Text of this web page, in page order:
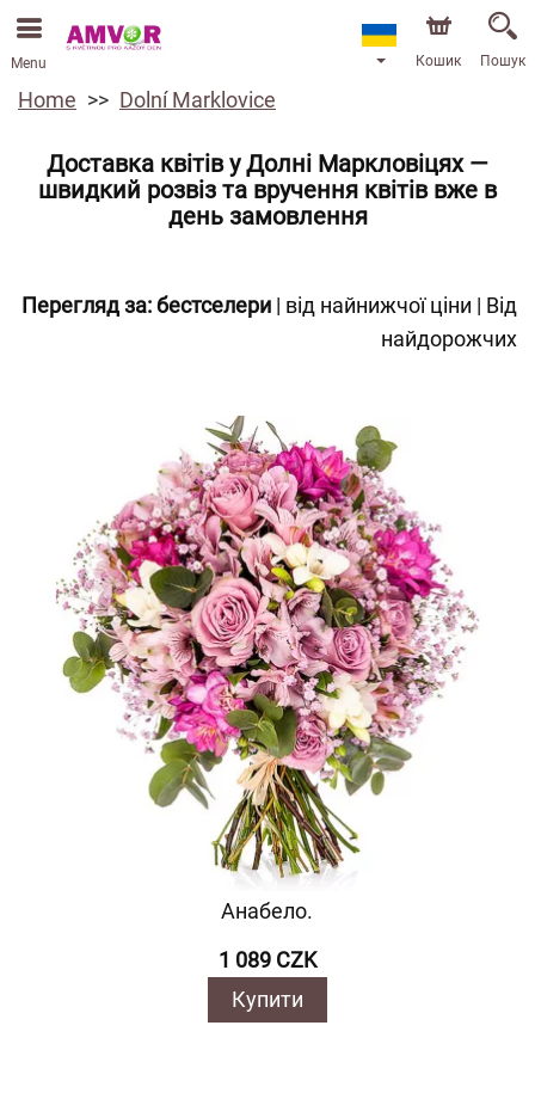
Menu Кошик Пошук
Home Dolní Marklovice
Доставка квітів у Долні Маркловіцях —
швидкий розвіз та вручення квітів вже в
день замовлення
Перегляд за:бестселери | від найнижчої ціни | Від
найдорожчих
Анабело.
1 089 CZK
Купити